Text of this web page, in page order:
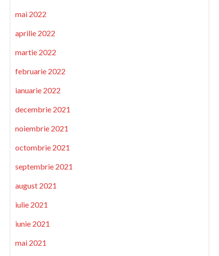
mai 2022
aprilie 2022
martie 2022
februarie 2022
ianuarie 2022
decembrie 2021
noiembrie 2021
octombrie 2021
septembrie 2021
august 2021
iulie 2021
iunie 2021
mai 2021